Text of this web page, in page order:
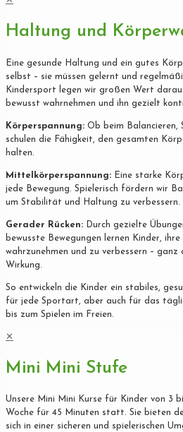
Haltung und
Eine gesunde Haltung und ein gutes
selbst – sie müssen gelernt und
Kindersport legen wir großen Wert
bewusst wahrnehmen und ihn gezielt
Körperspannung: Ob beim Balancieren,
schulen die Fähigkeit, den gesamten
halten.
Mittelkörperspannung: Eine starke
jede Bewegung. Spielerisch fördern wir
um Stabilität und Haltung zu verbessern.
Gerader Rücken: Durch gezielte
bewusste Bewegungen lernen Kinder,
wahrzunehmen und zu verbessern –
Wirkung.
So entwickeln die Kinder ein stabiles,
für jede Sportart, aber auch für das
bis zum Spielen im Freien.
✕
Mini Mini Stufe
Unsere Mini Mini Kurse für Kinder von 3
Woche für 45 Minuten statt. Sie bieten
sich in einer sicheren und spielerischen